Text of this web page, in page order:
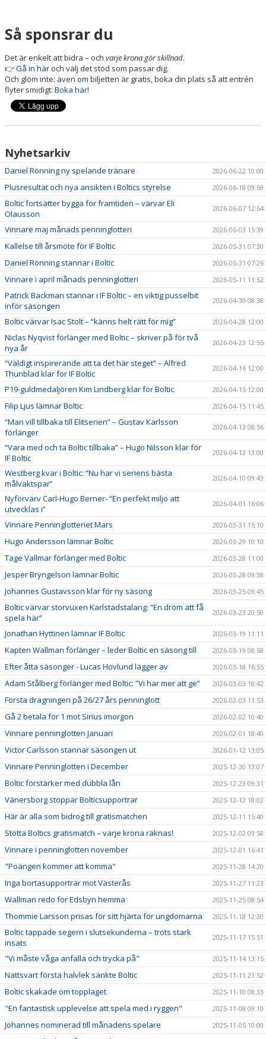
Så sponsrar du
Det är enkelt att bidra – och varje krona gör skillnad.
👉Gå in här och välj det stöd som passar dig.
Och glöm inte: även om biljetten är gratis, boka din plats så att entrén
flyter smidigt: Boka här!
Nyhetsarkiv
Daniel Rönning ny spelande tränare 2026-06-22 10:00
Plusresultat och nya ansikten i Boltics styrelse 2026-06-18 09:59
Boltic fortsätter bygga för framtiden – värvar Eli
Olausson
2026-06-07 12:54
Vinnare maj månads penninglotteri 2026-06-03 15:39
Kallelse till årsmöte för IF Boltic 2026-05-31 07:30
Daniel Rönning stannar i Boltic 2026-05-31 07:26
Vinnare i april månads penninglotteri 2026-05-11 11:52
Patrick Backman stannar i IF Boltic – en viktig pusselbit
inför säsongen
2026-04-30 08:38
Boltic värvar Isac Stolt – “känns helt rätt för mig” 2026-04-28 12:00
Niclas Nyqvist förlänger med Boltic – skriver på för två
nya år
2026-04-23 12:55
“Väldigt inspirerande att ta det här steget” – Alfred
Thunblad klar för IF Boltic
2026-04-16 12:00
P19-guldmedaljören Kim Lindberg klar för Boltic 2026-04-15 12:00
Filip Ljus lämnar Boltic 2026-04-15 11:45
“Man vill tillbaka till Elitserien” – Gustav Karlsson
förlänger
2026-04-13 08:56
“Vara med och ta Boltic tillbaka” – Hugo Nilsson klar för
IF Boltic
2026-04-12 13:00
Westberg kvar i Boltic: “Nu har vi seriens bästa
målvaktspar”
2026-04-10 09:43
Nyförvärv Carl-Hugo Berner- “En perfekt miljö att
utvecklas i”
2026-04-01 16:06
Vinnare Penninglotteriet Mars 2026-03-31 15:10
Hugo Andersson lämnar Boltic 2026-03-29 10:10
Tage Vallmar förlänger med Boltic 2026-03-28 11:00
Jesper Bryngelson lämnar Boltic 2026-03-28 09:38
Johannes Gustavsson klar för ny säsong 2026-03-25 09:45
Boltic värvar storvuxen Karlstadstalang: “En dröm att få
spela här”
2026-03-23 20:50
Jonathan Hyttinen lämnar IF Boltic 2026-03-19 11:11
Kapten Wallman förlänger – leder Boltic en säsong till 2026-03-19 08:58
Efter åtta säsonger - Lucas Hovlund lägger av 2026-03-18 16:55
Adam Stålberg förlänger med Boltic: ”Vi har mer att ge” 2026-03-03 18:42
Första dragningen på 26/27 års penninglott 2026-02-03 11:53
Gå 2 betala för 1 mot Sirius imorgon 2026-02-02 10:40
Vinnare penninglotten Januari 2026-02-01 18:40
Victor Carlsson stannar säsongen ut 2026-01-12 13:05
Vinnare Penninglotten i December 2025-12-30 13:07
Boltic förstärker med dubbla lån 2025-12-23 09:31
Vänersborg stoppar Bolticsupportrar 2025-12-12 18:02
Här är alla som bidrog till gratismatchen 2025-12-11 15:40
Stötta Boltics gratismatch – varje krona räknas! 2025-12-02 09:58
Vinnare i penninglotten november 2025-12-01 16:41
"Poängen kommer att komma" 2025-11-28 14:20
Inga bortasupportrar mot Västerås 2025-11-27 11:23
Wallman redo för Edsbyn hemma 2025-11-25 08:54
Thommie Larsson prisas för sitt hjärta för ungdomarna 2025-11-18 12:30
Boltic tappade segern i slutsekunderna – trots stark
insats
2025-11-17 15:51
"Vi måste våga anfalla och trycka på" 2025-11-14 13:15
Nattsvart första halvlek sänkte Boltic 2025-11-11 21:52
Boltic skakade om topplaget 2025-11-10 08:33
"En fantastisk upplevelse att spela med i ryggen" 2025-11-08 09:10
Johannes nominerad till månadens spelare 2025-11-05 10:00